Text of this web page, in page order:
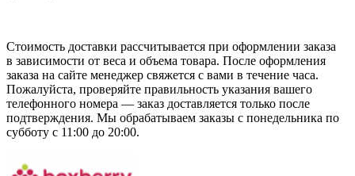
Стоимость доставки рассчитывается при оформлении заказа
в зависимости от веса и объема товара. После оформления
заказа на сайте менеджер свяжется с вами в течение часа.
Пожалуйста, проверяйте правильность указания вашего
телефонного номера — заказ доставляется только после
подтверждения. Мы обрабатываем заказы с понедельника по
субботу с 11:00 до 20:00.